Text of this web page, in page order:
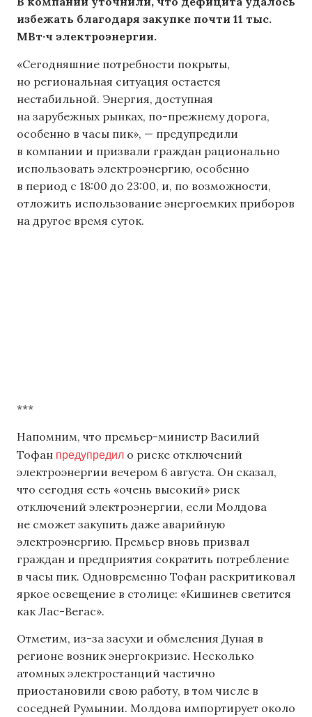
избежать благодаря закупке почти 11 тыс.
МВт·ч электроэнергии.
«Сегодняшние потребности покрыты,
но региональная ситуация остается
нестабильной. Энергия, доступная
на зарубежных рынках, по-прежнему дорога,
особенно в часы пик», — предупредили
в компании и призвали граждан рационально
использовать электроэнергию, особенно
в период с 18:00 до 23:00, и, по возможности,
отложить использование энергоемких приборов
на другое время суток.
***
Напомним, что премьер-министр Василий
Тофан предупредил о риске отключений
электроэнергии вечером 6 августа. Он сказал,
что сегодня есть «очень высокий» риск
отключений электроэнергии, если Молдова
не сможет закупить даже аварийную
электроэнергию. Премьер вновь призвал
граждан и предприятия сократить потребление
в часы пик. Одновременно Тофан раскритиковал
яркое освещение в столице: «Кишинев светится
как Лас-Вегас».
Отметим, из-за засухи и обмеления Дуная в
регионе возник энергокризис. Несколько
атомных электростанций частично
приостановили свою работу, в том числе в
соседней Румынии. Молдова импортирует около